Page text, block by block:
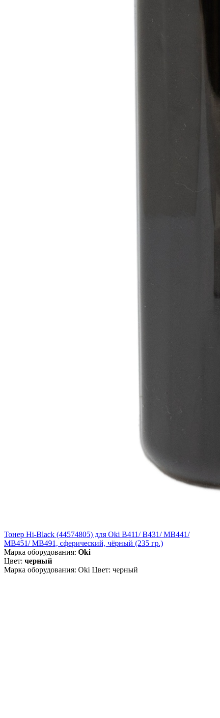
Тонер Hi-Black (44574805) для Oki B411/ B431/ MB441/
MB451/ MB491, сферический, чёрный (235 гр.)
Марка оборудования: Oki
Цвет: черный
Марка оборудования: Oki Цвет: черный